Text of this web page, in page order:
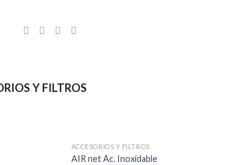
Y FILTROS
ACCESORIOS Y FILTROS
AIR net Ac. Inoxidable